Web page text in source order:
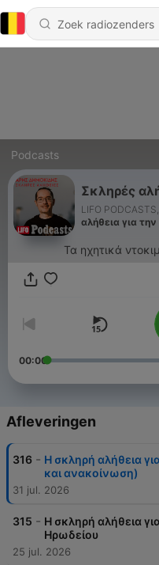
Podcasts
Σκληρές
LIFO
αλήθεια για
Τα ηχητικά
00:00
Afleveringen
316 - H σκληρή αλήθεια
και ανακοίνωση)
31 jul. 2026
315 - Η σκληρή αλήθεια
Ηρωδείου
25 jul. 2026